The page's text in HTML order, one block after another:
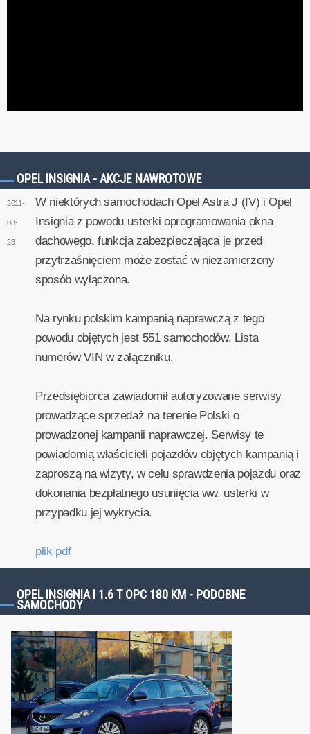
OPEL INSIGNIA - AKCJE NAWROTOWE
2011-
08-
23
W niektórych samochodach Opel Astra J (IV) i Opel
Insignia z powodu usterki oprogramowania okna
dachowego, funkcja zabezpieczająca je przed
przytrzaśnięciem może zostać w niezamierzony
sposób wyłączona.
Na rynku polskim kampanią naprawczą z tego
powodu objętych jest 551 samochodów. Lista
numerów VIN w załączniku.
Przedsiębiorca zawiadomił autoryzowane serwisy
prowadzące sprzedaż na terenie Polski o
prowadzonej kampanii naprawczej. Serwisy te
powiadomią właścicieli pojazdów objętych kampanią i
zaproszą na wizyty, w celu sprawdzenia pojazdu oraz
dokonania bezpłatnego usunięcia ww. usterki w
przypadku jej wykrycia.
plik pdf
OPEL INSIGNIA I 1.6 T OPC 180 KM - PODOBNE
SAMOCHODY